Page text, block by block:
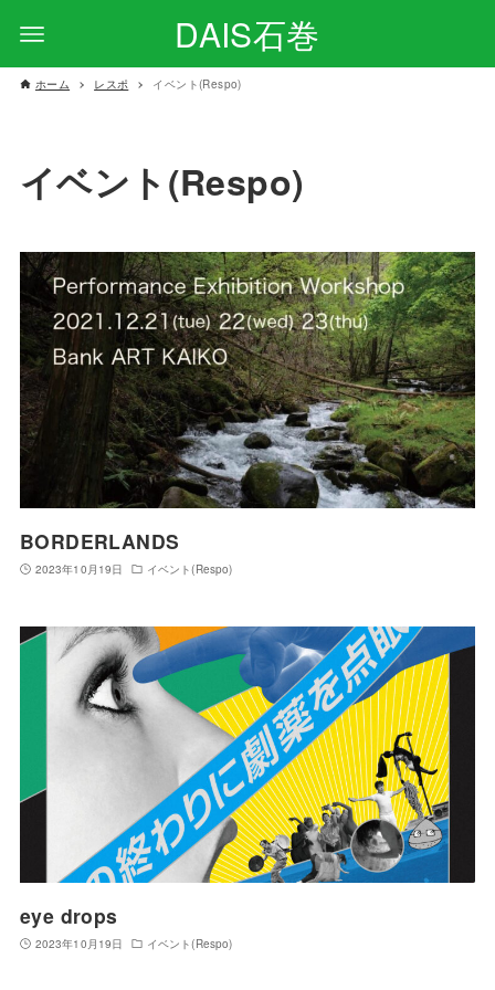
DAIS石巻
ホーム レスポ イベント(Respo)
イベント(Respo)
BORDERLANDS
2023年10月19日 イベント(Respo)
eye drops
2023年10月19日 イベント(Respo)